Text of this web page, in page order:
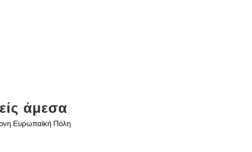
άμεσα
Ευρωπαϊκή Πόλη